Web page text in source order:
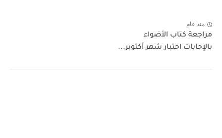
منذ عام
مراجعة كتاب الأضواء
بالإجابات اختبار شهر أكتوبر...